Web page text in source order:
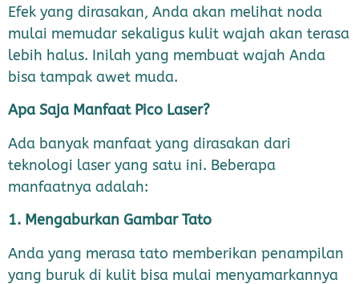
Efek yang dirasakan, Anda akan melihat noda
mulai memudar sekaligus kulit wajah akan terasa
lebih halus. Inilah yang membuat wajah Anda
bisa tampak awet muda.
Apa Saja Manfaat Pico Laser?
Ada banyak manfaat yang dirasakan dari
teknologi laser yang satu ini. Beberapa
manfaatnya adalah:
1. Mengaburkan Gambar Tato
Anda yang merasa tato memberikan penampilan
yang buruk di kulit bisa mulai menyamarkannya